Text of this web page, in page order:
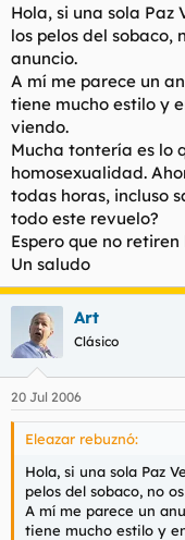
Hola, si una sola
los pelos del sobaco,
anuncio.
A mí me parece un
tiene mucho estilo y
viendo.
Mucha tontería es lo
homosexualidad.
todas horas, incluso
todo este revuelo?
Espero que no
Un saludo
Art
Clásico
20 Jul 2006
Eleazar rebuznó:
Hola, si una sola Paz
pelos del sobaco, no
A mí me parece un
tiene mucho estilo y